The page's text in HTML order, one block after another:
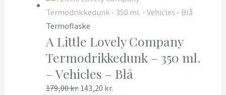
Termoflaske
A Little Lovely Company
Termodrikkedunk – 350 ml.
– Vehicles – Blå
179,00kr.143,20 kr.